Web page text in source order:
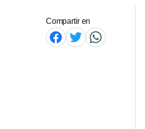
Compartir en